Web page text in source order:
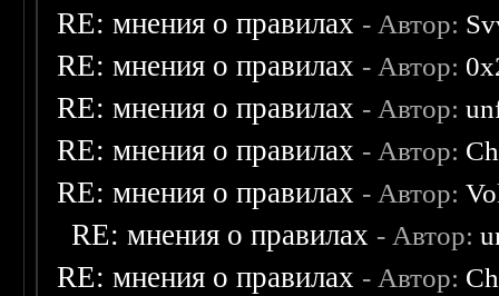
RE: мнения о правилах - Автор:
RE: мнения о правилах - Автор:
RE: мнения о правилах - Автор:
RE: мнения о правилах - Автор:
RE: мнения о правилах - Автор:
RE: мнения о правилах - Автор:
RE: мнения о правилах - Автор: